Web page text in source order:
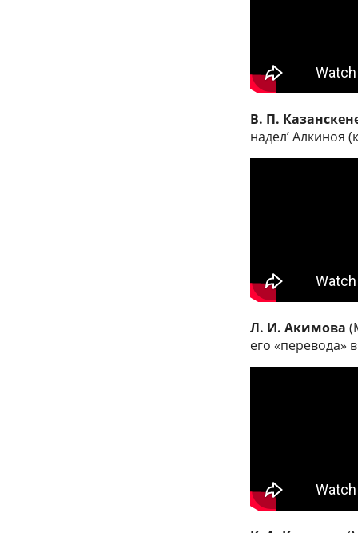
В. П.
надел’ Алкиноя
Л. И. Акимова
его «перевода»